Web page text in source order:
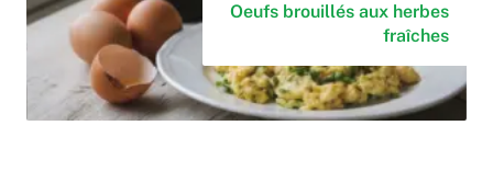
Oeufs brouillés aux herbes
fraîches